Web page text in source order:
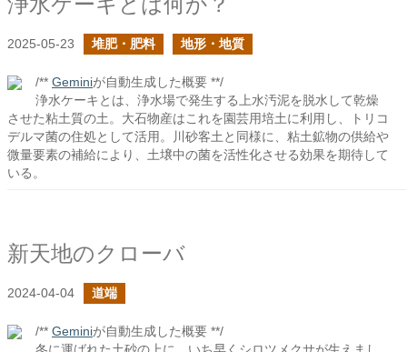
2025-05-23 堆肥・肥料 地形・地質
/** Geminiが自動生成した概要 **/
浄水ケーキとは、浄水場で発生する上水汚泥を脱水して乾燥
させた粘土質の土。大石物産はこれを園芸用培土に利用し、トリコ
デルマ菌の住処として活用。川砂客土と同様に、粘土鉱物の供給や
微量要素の補給により、土壌中の菌を活性化させる効果を期待して
いる。
新天地のクローバ
2024-04-04 道端
/** Geminiが自動生成した概要 **/